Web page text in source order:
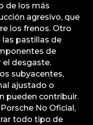
de los más
agresivo, que
los frenos. Otro
pastillas de
de
el desgaste.
subyacentes,
ajustado o
pueden contribuir.
No Oficial,
todo tipo de